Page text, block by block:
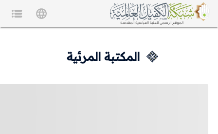
المكتبة المرئية